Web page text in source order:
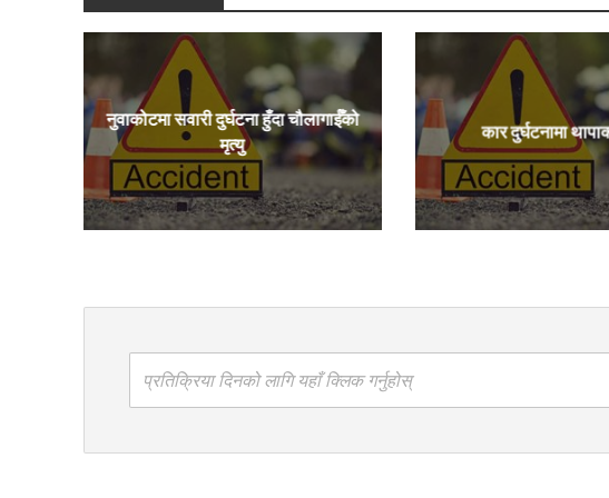
नुवाकोटमा सवारी दुर्घटना हुँदा चौलागाईँको
मृत्यु
कार दुर्घटनामा
प्रतिक्रिया दिनको लागि यहाँ क्लिक गर्नुहोस्